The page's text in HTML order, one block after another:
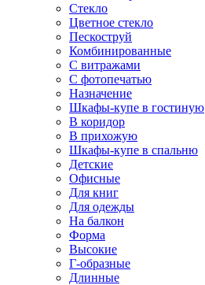
Стекло
Цветное стекло
Пескоструй
Комбинированные
С витражами
С фотопечатью
Назначение
Шкафы-купе в гостиную
В коридор
В прихожую
Шкафы-купе в спальню
Детские
Офисные
Для книг
Для одежды
На балкон
Форма
Высокие
Г-образные
Длинные